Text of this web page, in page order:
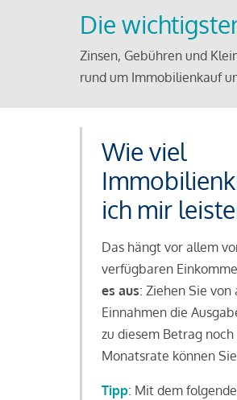
Die
Zinsen, Gebühren und
rund um Immobilienkauf
Wie viel
ich mir
Das hängt vor allem
verfügbaren
es aus: Ziehen Sie
Einnahmen die
zu diesem Betrag
Monatsrate können
Tipp: Mit dem